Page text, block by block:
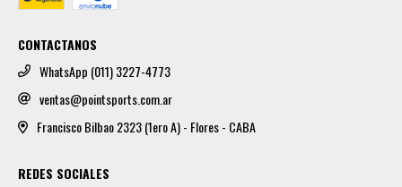
CONTACTANOS
WhatsApp (011) 3227-4773
ventas@pointsports.com.ar
Francisco Bilbao 2323 (1ero A) - Flores - CABA
REDES SOCIALES